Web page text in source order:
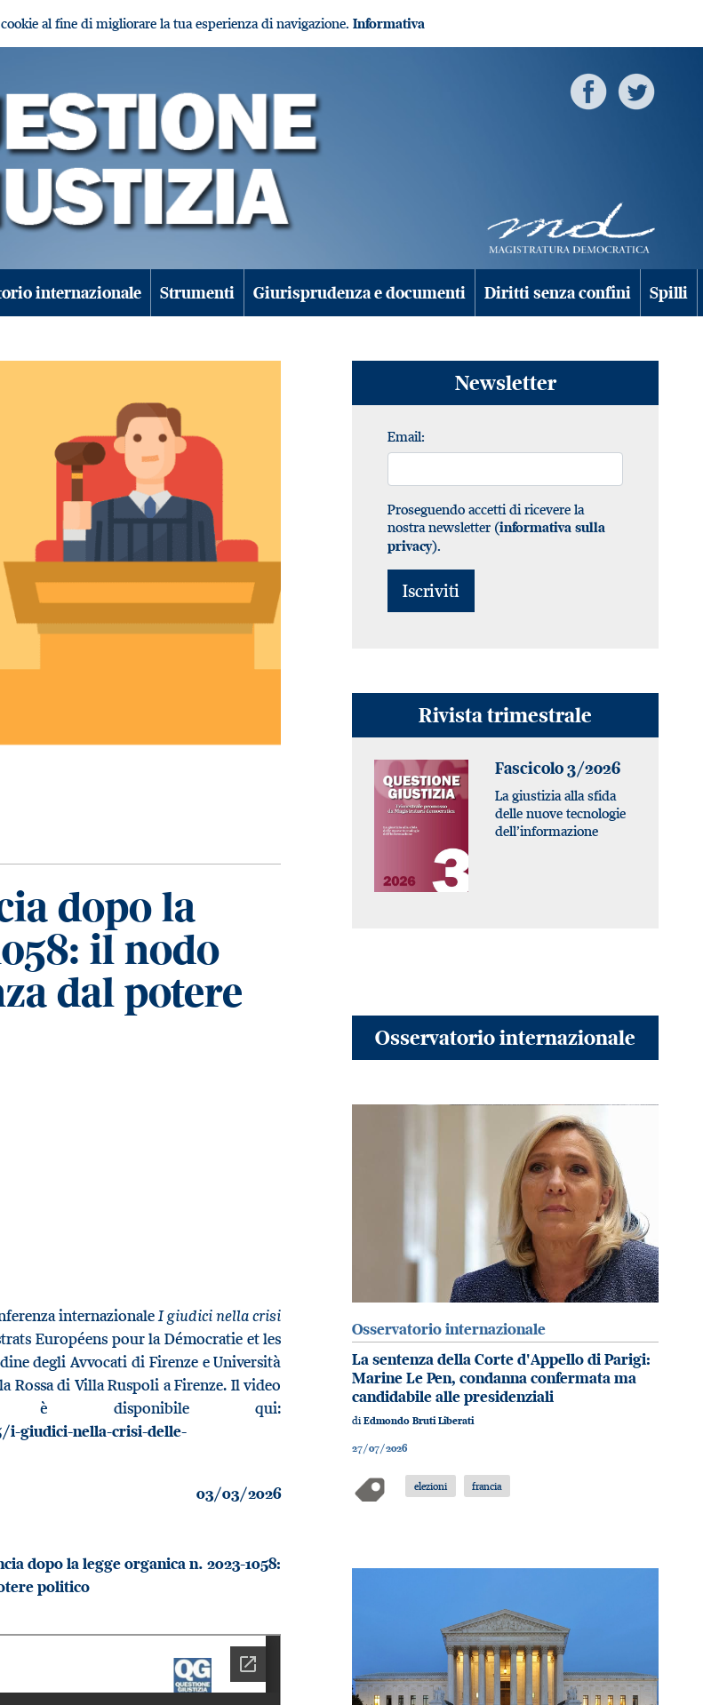
al fine di migliorare la tua esperienza di navigazione. Informativa
internazionale Strumenti Giurisprudenza e documenti Diritti senza confini Spilli
dopo la
il nodo
dal potere
internazionaleI giudici nella crisi
Européens pour la Démocratie et les
degli Avvocati di Firenze e Università
Rossa di Villa Ruspoli a Firenze. Il video
è disponibile qui:
giudici-nella-crisi-delle-
03/03/2026
dopo la legge organica n. 2023-1058:
politico
Newsletter
Email:
Proseguendo accetti di ricevere la
nostra newsletter (informativa sulla
privacy).
Rivista trimestrale
Fascicolo 3/2026
La giustizia alla sfida
delle nuove tecnologie
dell’informazione
Osservatorio internazionale
Osservatorio internazionale
La sentenza della Corte d'Appello di Parigi:
Marine Le Pen, condanna confermata ma
candidabile alle presidenziali
diEdmondo Bruti Liberati
27/07/2026
elezioni francia